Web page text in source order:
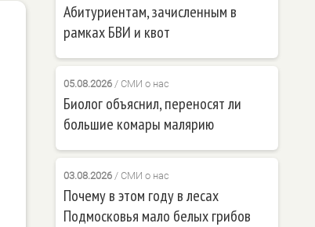
Абитуриентам, зачисленным в
рамках БВИ и квот
05.08.2026/ СМИ о нас
Биолог объяснил, переносят ли
большие комары малярию
03.08.2026/ СМИ о нас
Почему в этом году в лесах
Подмосковья мало белых грибов